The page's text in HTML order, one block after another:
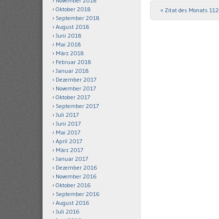
Post navigation
« Zitat des Monats
Oktober 2018
September 2018
August 2018
Juni 2018
Mai 2018
März 2018
Februar 2018
Januar 2018
Dezember 2017
November 2017
Oktober 2017
September 2017
Juli 2017
Juni 2017
Mai 2017
April 2017
März 2017
Januar 2017
Dezember 2016
November 2016
Oktober 2016
September 2016
August 2016
Juli 2016